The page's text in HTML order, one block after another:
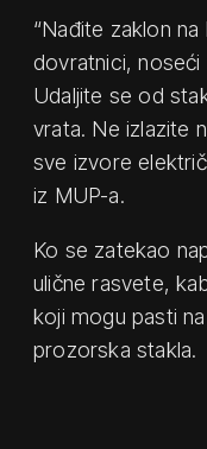
“Nađite zaklon
dovratnici,
Udaljite se od
vrata. Ne izlazite
sve izvore
iz MUP-a.
Ko se zatekao
ulične rasvete,
koji mogu pasti
prozorska stakla.